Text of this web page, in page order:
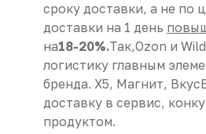
сроку доставки, а не по
доставки на 1 день
на18-20%.Так,Ozon и
логистику главным
бренда. X5, Магнит,
доставку в сервис,
продуктом.